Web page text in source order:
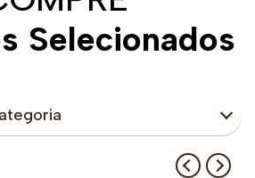
Selecionados